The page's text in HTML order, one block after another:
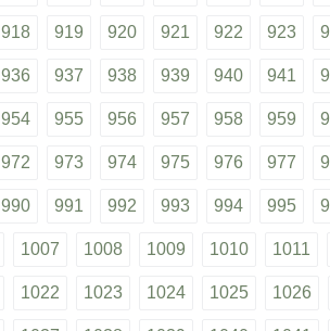
918 919 920 921 922 923
936 937 938 939 940 941
954 955 956 957 958 959
972 973 974 975 976 977
990 991 992 993 994 995
1007 1008 1009 1010 1011
1022 1023 1024 1025 1026